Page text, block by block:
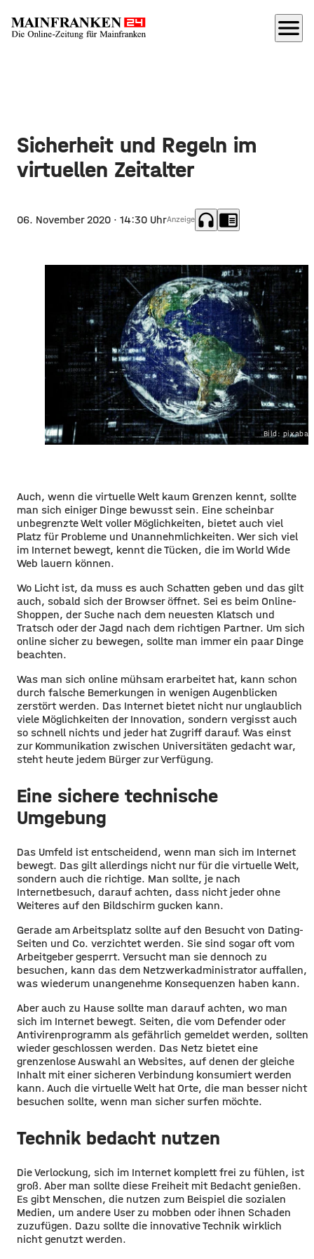
menu
Sicherheit und Regeln im
virtuellen Zeitalter
06. November 2020 · 14:30 UhrAnzeige headphones chrome_reader_mode
Bild:
Auch, wenn die virtuelle Welt kaum Grenzen kennt, sollte
man sich einiger Dinge bewusst sein. Eine scheinbar
unbegrenzte Welt voller Möglichkeiten, bietet auch viel
Platz für Probleme und Unannehmlichkeiten. Wer sich viel
im Internet bewegt, kennt die Tücken, die im World Wide
Web lauern können.
Wo Licht ist, da muss es auch Schatten geben und das gilt
auch, sobald sich der Browser öffnet. Sei es beim Online-
Shoppen, der Suche nach dem neuesten Klatsch und
Tratsch oder der Jagd nach dem richtigen Partner. Um sich
online sicher zu bewegen, sollte man immer ein paar Dinge
beachten.
Was man sich online mühsam erarbeitet hat, kann schon
durch falsche Bemerkungen in wenigen Augenblicken
zerstört werden. Das Internet bietet nicht nur unglaublich
viele Möglichkeiten der Innovation, sondern vergisst auch
so schnell nichts und jeder hat Zugriff darauf. Was einst
zur Kommunikation zwischen Universitäten gedacht war,
steht heute jedem Bürger zur Verfügung.
Eine sichere technische
Umgebung
Das Umfeld ist entscheidend, wenn man sich im Internet
bewegt. Das gilt allerdings nicht nur für die virtuelle Welt,
sondern auch die richtige. Man sollte, je nach
Internetbesuch, darauf achten, dass nicht jeder ohne
Weiteres auf den Bildschirm gucken kann.
Gerade am Arbeitsplatz sollte auf den Besucht von Dating-
Seiten und Co. verzichtet werden. Sie sind sogar oft vom
Arbeitgeber gesperrt. Versucht man sie dennoch zu
besuchen, kann das dem Netzwerkadministrator auffallen,
was wiederum unangenehme Konsequenzen haben kann.
Aber auch zu Hause sollte man darauf achten, wo man
sich im Internet bewegt. Seiten, die vom Defender oder
Antivirenprogramm als gefährlich gemeldet werden, sollten
wieder geschlossen werden. Das Netz bietet eine
grenzenlose Auswahl an Websites, auf denen der gleiche
Inhalt mit einer sicheren Verbindung konsumiert werden
kann. Auch die virtuelle Welt hat Orte, die man besser nicht
besuchen sollte, wenn man sicher surfen möchte.
Technik bedacht nutzen
Die Verlockung, sich im Internet komplett frei zu fühlen, ist
groß. Aber man sollte diese Freiheit mit Bedacht genießen.
Es gibt Menschen, die nutzen zum Beispiel die sozialen
Medien, um andere User zu mobben oder ihnen Schaden
zuzufügen. Dazu sollte die innovative Technik wirklich
nicht genutzt werden.